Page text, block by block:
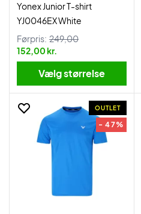
Yonex Junior T-shirt
YJ0046EX White
Førpris: 249,00
152,00 kr.
Vælg størrelse
OUTLET
- 47%